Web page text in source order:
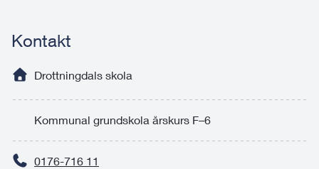
Kontakt
Drottningdals skola
Kommunal grundskola årskurs F–6
0176-716 11